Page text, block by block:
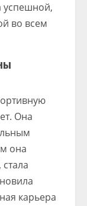
во всем
Она
она
карьера